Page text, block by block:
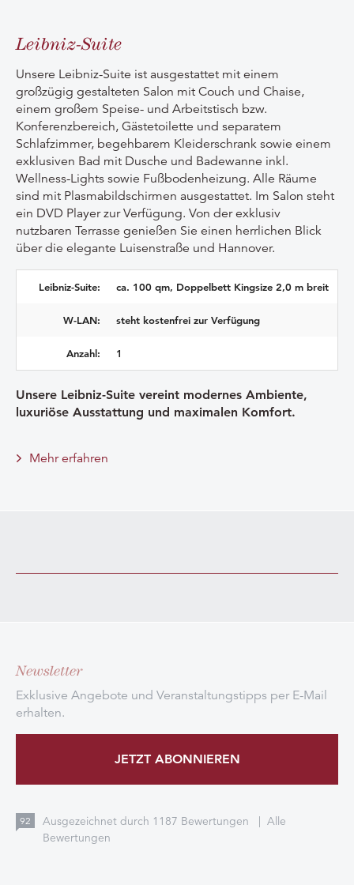
Leibniz-Suite
Unsere Leibniz-Suite ist ausgestattet mit einem
großzügig gestalteten Salon mit Couch und Chaise,
einem großem Speise- und Arbeitstisch bzw.
Konferenzbereich, Gästetoilette und separatem
Schlafzimmer, begehbarem Kleiderschrank sowie einem
exklusiven Bad mit Dusche und Badewanne inkl.
Wellness-Lights sowie Fußbodenheizung. Alle Räume
sind mit Plasmabildschirmen ausgestattet. Im Salon steht
ein DVD Player zur Verfügung. Von der exklusiv
nutzbaren Terrasse genießen Sie einen herrlichen Blick
über die elegante Luisenstraße und Hannover.
Leibniz-Suite: ca. 100 qm, Doppelbett Kingsize 2,0 m breit
W-LAN: steht kostenfrei zur Verfügung
Anzahl: 1
Unsere Leibniz-Suite vereint modernes Ambiente,
luxuriöse Ausstattung und maximalen Komfort.
Mehr erfahren
Newsletter
Exklusive Angebote und Veranstaltungstipps per E-Mail
erhalten.
JETZT ABONNIEREN
92 Ausgezeichnet durch 1187 Bewertungen | Alle
Bewertungen